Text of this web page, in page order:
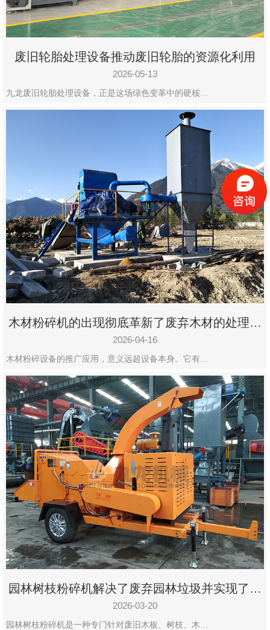
废旧轮胎处理设备推动废旧轮胎的资源化利用
2026-05-13
九龙废旧轮胎处理设备，正是这场绿色变革中的硬核…
木材粉碎机的出现彻底革新了废弃木材的处理模
式
2026-04-16
木材粉碎设备的推广应用，意义远超设备本身。它有…
园林树枝粉碎机解决了废弃园林垃圾并实现了再
利用
2026-03-20
园林树枝粉碎机是一种专门针对废旧木板、树枝、木…